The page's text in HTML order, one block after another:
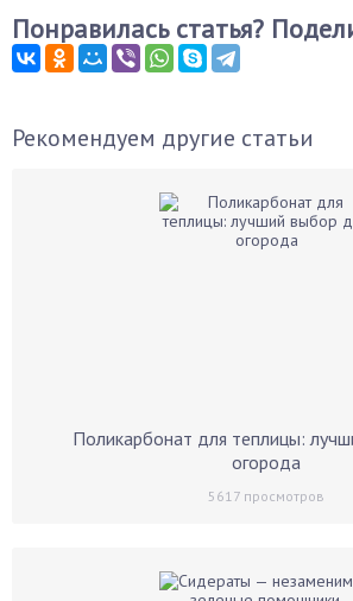
Понравилась статья?
Рекомендуем другие статьи
Поликарбонат для теплицы:
огорода
5617 просмотров